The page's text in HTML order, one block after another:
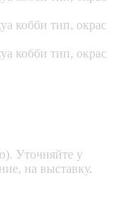
Уточняйте у
на выставку.